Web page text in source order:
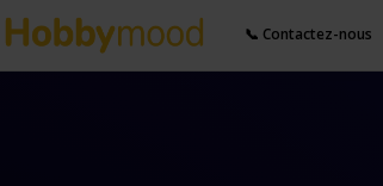
📞 Contactez-nous